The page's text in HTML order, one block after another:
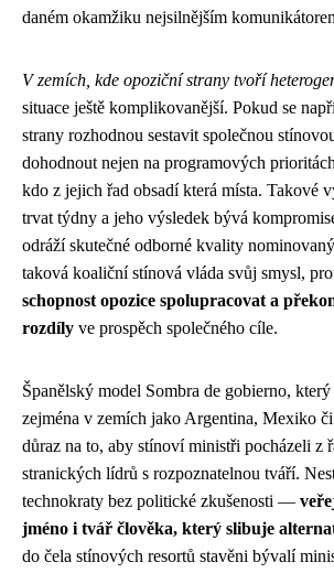
daném okamžiku nejsilnějším
V zemích, kde opoziční strany tvoří
situace ještě komplikovanější. Pokud se
strany rozhodnou sestavit společnou
dohodnout nejen na programových
kdo z jejich řad obsadí která místa. Takové
trvat týdny a jeho výsledek bývá
odráží skutečné odborné kvality
taková koaliční stínová vláda svůj smysl,
schopnost opozice spolupracovat a
rozdíly ve prospěch společného cíle.
Španělský model Sombra de gobierno,
zejména v zemích jako Argentina, Mexiko
důraz na to, aby stínoví ministři pocházeli z
stranických lídrů s rozpoznatelnou tváří.
technokraty bez politické zkušenosti —
jméno i tvář člověka, který slibuje
do čela stínových resortů stavěni bývalí